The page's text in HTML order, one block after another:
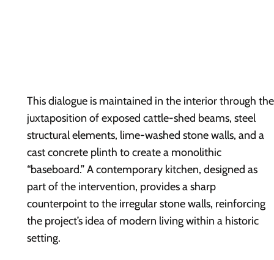
This dialogue is maintained in the interior through the
juxtaposition of exposed cattle-shed beams, steel
structural elements, lime-washed stone walls, and a
cast concrete plinth to create a monolithic
“baseboard.” A contemporary kitchen, designed as
part of the intervention, provides a sharp
counterpoint to the irregular stone walls, reinforcing
the project’s idea of modern living within a historic
setting.